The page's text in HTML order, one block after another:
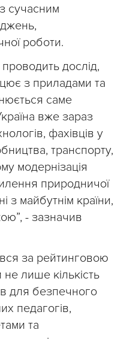
сучасним
роботи.
дослід,
з приладами та
саме
вже зараз
фахівців у
транспорту,
модернізація
природничої
з майбутнім країни,
- зазначив
за рейтинговою
лише кількість
для безпечного
педагогів,
та